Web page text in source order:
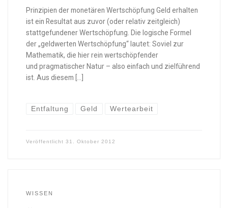
Prinzipien der monetären Wertschöpfung Geld erhalten
ist ein Resultat aus zuvor (oder relativ zeitgleich)
stattgefundener Wertschöpfung. Die logische Formel
der „geldwerten Wertschöpfung“ lautet: Soviel zur
Mathematik, die hier rein wertschöpfender
und pragmatischer Natur – also einfach und zielführend
ist. Aus diesem […]
Entfaltung Geld Wertearbeit
Veröffentlicht 31. Oktober 2012
WISSEN